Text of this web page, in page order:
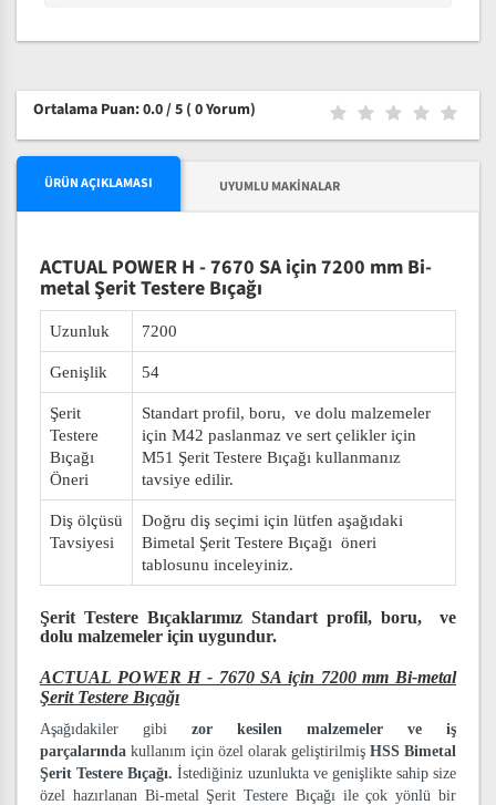
Ortalama Puan: 0.0 / 5 ( 0 Yorum)
ÜRÜN AÇIKLAMASI UYUMLU MAKINALAR
ACTUAL POWER H - 7670 SA için 7200 mm Bi-
metal Şerit Testere Bıçağı
Uzunluk 7200
Genişlik 54
Şerit
Testere
Bıçağı
Öneri
Standart profil, boru, ve dolu malzemeler
için M42 paslanmaz ve sert çelikler için
M51 Şerit Testere Bıçağı kullanmanız
tavsiye edilir.
Diş ölçüsü
Tavsiyesi
Doğru diş seçimi için lütfen aşağıdaki
Bimetal Şerit Testere Bıçağı öneri
tablosunu inceleyiniz.
Şerit Testere Bıçaklarımız Standart profil, boru, ve
dolu malzemeler için uygundur.
ACTUAL POWER H - 7670 SA için 7200 mm Bi-metal
Şerit Testere Bıçağı
Aşağıdakiler gibi zor kesilen malzemeler ve iş
parçalarında kullanım için özel olarak geliştirilmiş HSS Bimetal
Şerit Testere Bıçağı.İstediğiniz uzunlukta ve genişlikte sahip size
özel hazırlanan Bi-metal Şerit Testere Bıçağı ile çok yönlü bir